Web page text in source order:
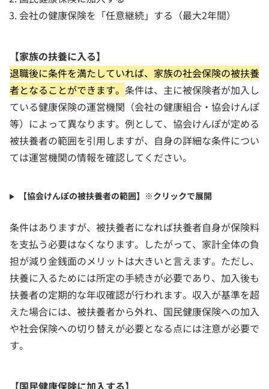
会社の健康保険を「任意継続」する（最大2年間）
【家族の扶養に入る】
退職後に条件を満たしていれば、家族の社会保険の被扶養
者となることができます。 条件は、主に被保険者が加入し
ている健康保険の運営機関（会社の健康組合・協会けんぽ
等）によって異なります。例として、協会けんぽが定める
被扶養者の範囲を引用しますが、自身の詳細な条件につい
ては運営機関の情報を確認してください。
【協会けんぽの被扶養者の範囲】※クリックで展開
条件はありますが、被扶養者になれば扶養者自身が保険料
を支払う必要はなくなります。したがって、家計全体の負
担が減り金銭面のメリットは大きいと言えます。ただし、
扶養に入るためには所定の手続きが必要であり、加入後も
扶養者の定期的な年収確認が行われます。収入が基準を超
えた場合には、被扶養者から外れ、国民健康保険への加入
や社会保険への切り替えが必要となる点には注意が必要で
す。